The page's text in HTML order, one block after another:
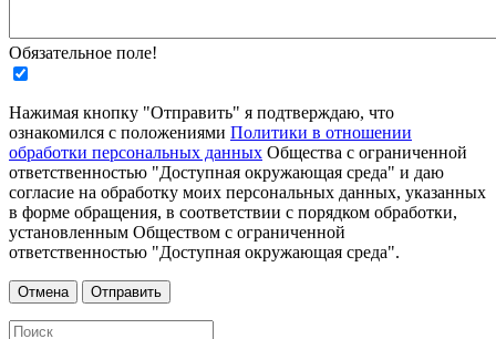
Обязательное поле!
Нажимая кнопку "Отправить" я подтверждаю, что
ознакомился с положениями Политики в отношении
обработки персональных данных Общества с ограниченной
ответственностью "Доступная окружающая среда" и даю
согласие на обработку моих персональных данных, указанных
в форме обращения, в соответствии с порядком обработки,
установленным Обществом с ограниченной
ответственностью "Доступная окружающая среда".